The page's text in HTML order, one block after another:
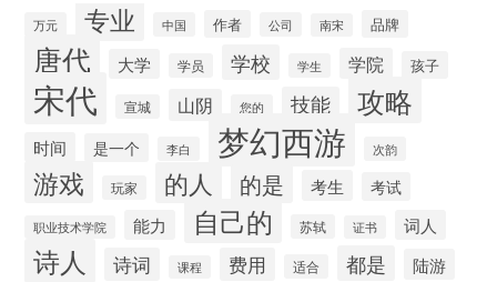
万元 专业 中国 作者 公司 南宋 品牌
唐代 大学 学员 学校 学生 学院 孩子
宋代 宣城 山阴 您的 技能 攻略
时间 是一个 李白 梦幻西游 次韵
游戏 玩家 的人 的是 考生 考试
职业技术学院 能力 自己的 苏轼 证书 词人
诗人 诗词 课程 费用 适合 都是 陆游